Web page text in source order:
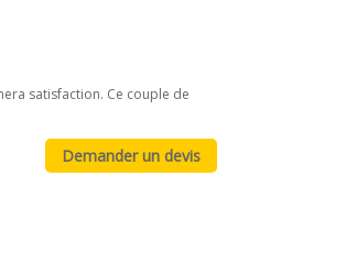
satisfaction. Ce couple de